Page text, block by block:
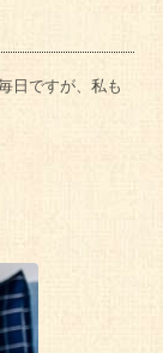
日ですが、私も